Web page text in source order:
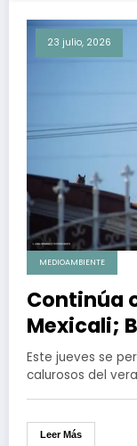
23 julio, 2026
MEDIOAMBIENTE
Continúa
Mexicali;
las
país
Este jueves se
calurosos del
Leer Más